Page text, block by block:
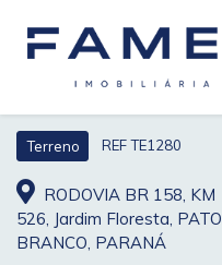
Terreno REF TE1280
RODOVIA BR 158, KM
526, Jardim Floresta, PATO
BRANCO, PARANÁ